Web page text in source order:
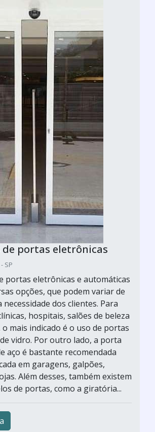
de portas eletrônicas
SP
portas eletrônicas e automáticas
opções, que podem variar de
necessidade dos clientes. Para
hospitais, salões de beleza
mais indicado é o uso de portas
vidro. Por outro lado, a porta
aço é bastante recomendada
em garagens, galpões,
Além desses, também existem
de portas, como a giratória...